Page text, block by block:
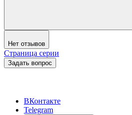
Нет отзывов
Страница серии
Задать вопрос
ВКонтакте
Telegram